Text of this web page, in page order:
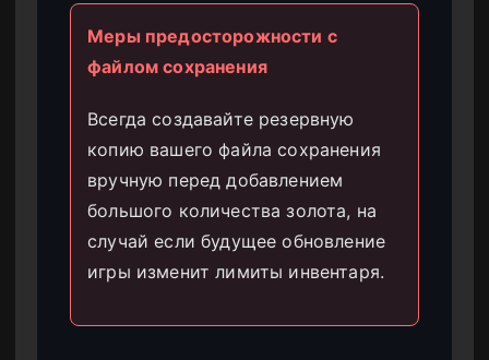
Меры предосторожности с
файлом сохранения
Всегда создавайте резервную
копию вашего файла сохранения
вручную перед добавлением
большого количества золота, на
случай если будущее обновление
игры изменит лимиты инвентаря.